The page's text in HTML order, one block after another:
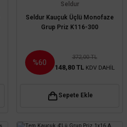
Seldur
Seldur Kauçuk Üçlü Monofaze
Grup Priz K116-300
%60
372,00 TL
148,80 TL KDV DAHİL
Sepete Ekle